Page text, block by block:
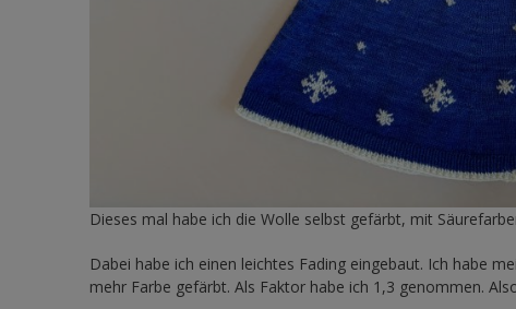
Dieses mal habe ich die Wolle selbst gefärbt, mit
Dabei habe ich einen leichtes Fading eingebaut. Ich habe
mehr Farbe gefärbt. Als Faktor habe ich 1,3 genommen.